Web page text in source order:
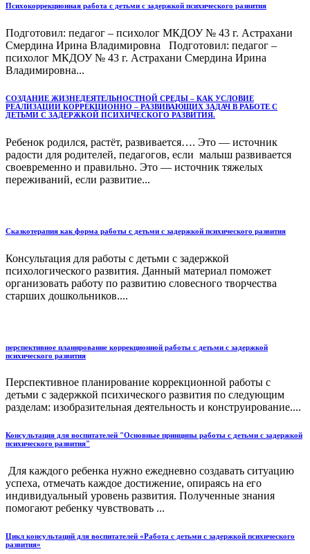
Психокоррекционная работа с детьми с задержкой психического развития
Подготовил: педагог – психолог МКДОУ № 43 г. Астрахани
Смердина Ирина Владимировна Подготовил: педагог –
психолог МКДОУ № 43 г. Астрахани Смердина Ирина
Владимировна...
СОЗДАНИЕ ЖИЗНЕДЕЯТЕЛЬНОСТНОЙ СРЕДЫ – КАК УСЛОВИЕ
РЕАЛИЗАЦИИ КОРРЕКЦИОННО – РАЗВИВАЮЩИХ ЗАДАЧ В РАБОТЕ С
ДЕТЬМИ С ЗАДЕРЖКОЙ ПСИХИЧЕСКОГО РАЗВИТИЯ.
Ребенок родился, растёт, развивается…. Это — источник
радости для родителей, педагогов, если малыш развивается
своевременно и правильно. Это — источник тяжелых
переживаний, если развитие...
Сказкотерапия как форма работы с детьми с задержкой психического развития
Консультация для работы с детьми с задержкой
психологического развития. Данный материал поможет
организовать работу по развитию словесного творчества
старших дошкольников....
перспективное планирование коррекционной работы с детьми с задержкой
психического развития
Перспективное планирование коррекционной работы с
детьми с задержкой психического развития по следующим
разделам: изобразительная деятельность и конструирование....
Консультация для воспитателей "Основные принципы работы с детьми с задержкой
психического развития"
Для каждого ребенка нужно ежедневно создавать ситуацию
успеха, отмечать каждое достижение, опираясь на его
индивидуальный уровень развития. Полученные знания
помогают ребенку чувствовать ...
Цикл консультаций для воспитателей «Работа с детьми с задержкой психического
развития»